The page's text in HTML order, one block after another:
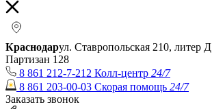
Краснодарул. Ставропольская 210, литер Д
Партизан 128
8 861 212-7-212 Колл-центр 24/7
8 861 203-00-03 Скорая помощь 24/7
Заказать звонок